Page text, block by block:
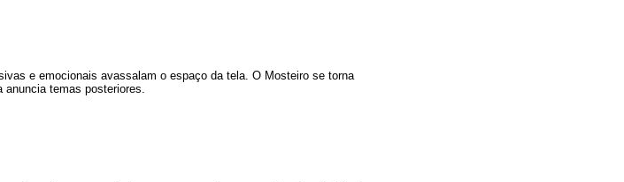
e emocionais avassalam o espaço da tela. O Mosteiro se torna
anuncia temas posteriores.